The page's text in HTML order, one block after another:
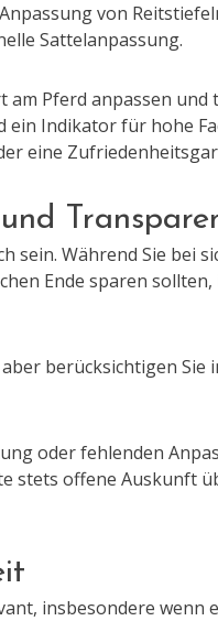
von
Sattelanpassung.
Pferd anpassen und
Indikator für hohe
eine
sein. Während Sie bei
Ende sparen
berücksichtigen
oder fehlenden
stets offene Auskunft
insbesondere